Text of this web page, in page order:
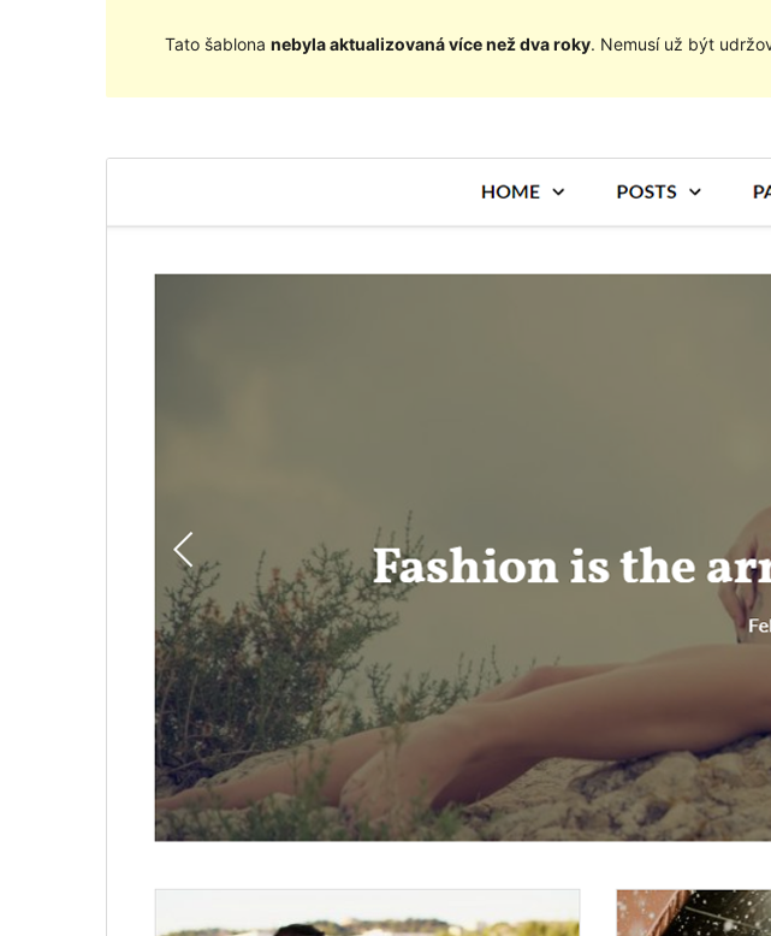
Tato šablona nebyla aktualizovaná více než dva roky. Nemusí už být